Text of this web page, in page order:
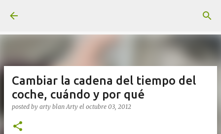
Cambiar la cadena del tiempo del
coche, cuándo y por qué
posted by arty blanArty el octubre 03, 2012